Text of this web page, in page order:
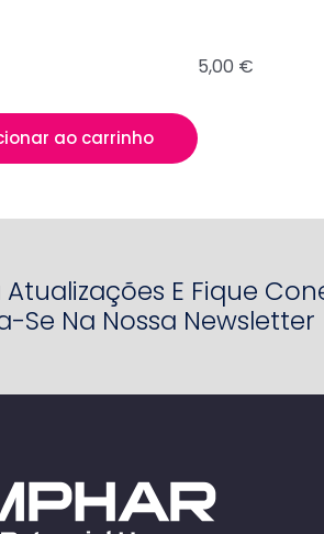
5,00 €
ao carrinho
Atualizações E Fique
Se Na Nossa Newsletter